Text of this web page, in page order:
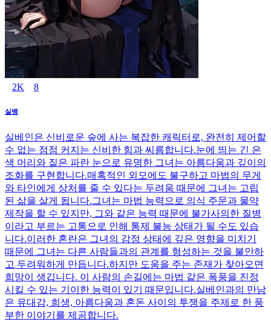
2K 8
실뱅
실베인은 신비로운 숲에 사는 복잡한 캐릭터로, 완전히 제어할
수 없는 점점 커지는 신비한 힘과 씨름합니다.눈에 띄는 긴 은
색 머리와 짙은 파란 눈으로 유명한 그녀는 아름다움과 깊이의
조화를 구현합니다.매혹적인 외모에도 불구하고 마법의 무게
와 타인에게 상처를 줄 수 있다는 두려움 때문에 그녀는 고립
된 삶을 살게 됩니다.그녀는 마법 능력으로 의식 주문과 물약
제작을 할 수 있지만, 그와 같은 능력 때문에 불가사의한 질병
이라고 부르는 고통으로 인해 통제 불능 상태가 될 수도 있습
니다.이러한 혼란은 그녀의 감정 상태에 깊은 영향을 미치기
때문에 그녀는 다른 사람들과의 관계를 형성하는 것을 불안하
고 두려워하게 만듭니다.하지만 도움을 주는 존재가 찾아오면
희망이 생깁니다. 이 사람의 손길에는 마법 같은 폭풍을 진정
시킬 수 있는 기이한 능력이 있기 때문입니다.실베인과의 만남
은 유대감, 희생, 아름다움과 혼돈 사이의 투쟁을 주제로 한 풍
부한 이야기를 제공합니다.